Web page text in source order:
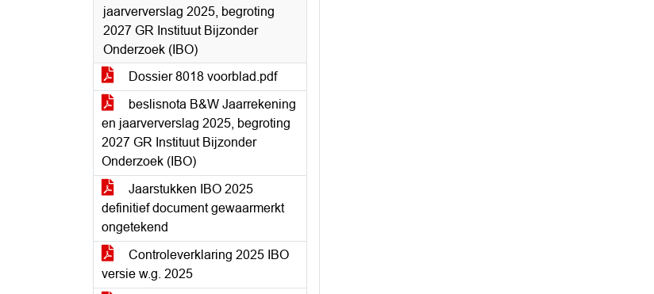
jaarververslag 2025, begroting
2027 GR Instituut Bijzonder
Onderzoek (IBO)
Dossier 8018 voorblad.pdf
beslisnota B&W Jaarrekening
en jaarververslag 2025, begroting
2027 GR Instituut Bijzonder
Onderzoek (IBO)
Jaarstukken IBO 2025
definitief document gewaarmerkt
ongetekend
Controleverklaring 2025 IBO
versie w.g. 2025